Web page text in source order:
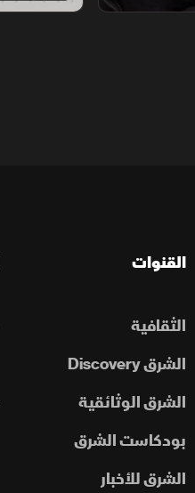
القنوات
الثقافية
الشرق Discovery
الشرق الوثائقية
بودكاست الشرق
الشرق للأخبار